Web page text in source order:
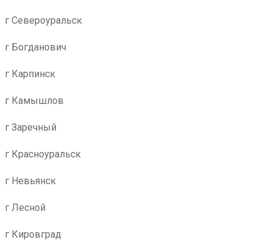
г Североуральск
г Богданович
г Карпинск
г Камышлов
г Заречный
г Красноуральск
г Невьянск
г Лесной
г Кировград